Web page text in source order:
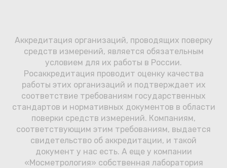
Аккредитация организаций, проводящих поверку
средств измерений, является обязательным
условием для их работы в России.
Росаккредитация проводит оценку качества
работы этих организаций и подтверждает их
соответствие требованиям государственных
стандартов и нормативных документов в области
поверки средств измерений. Компаниям,
соответствующим этим требованиям, выдается
свидетельство об аккредитации, и такой
документ у нас есть. А еще у компании
«Мосметрология» собственная лаборатория